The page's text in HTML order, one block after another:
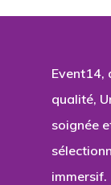
Event14,
qualité,
soignée
immersif.